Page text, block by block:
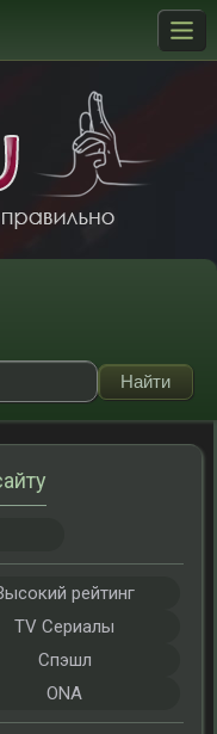
рейтинг
TV Сериалы
Спэшл
ONA